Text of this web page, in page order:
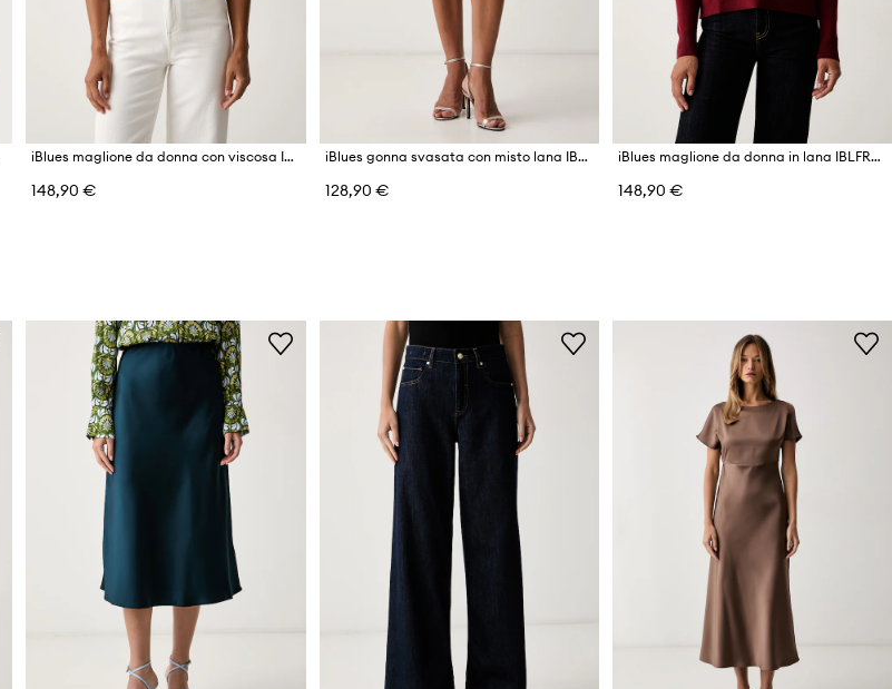
iBlues maglione da donna con viscosa IBLVERTICE
148,90 €
iBlues gonna svasata con misto lana IBLUNDICI
128,90 €
iBlues maglione da donna in lana IBLFRAGOLA
148,90 €